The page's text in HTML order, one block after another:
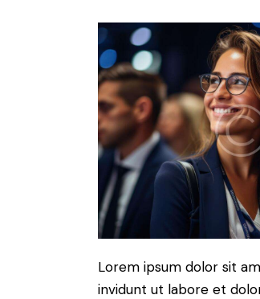
Lorem ipsum dolor sit
invidunt ut labore et